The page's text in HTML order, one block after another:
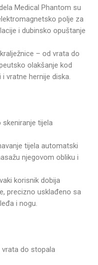
Medical Phantom su
polje za
i dubinsko opuštanje
– od vrata do
olakšanje kod
vratne hernije diska.
tijela
tijela automatski
njegovom obliku i
korisnik dobija
precizno usklađeno sa
i nogu.
do stopala